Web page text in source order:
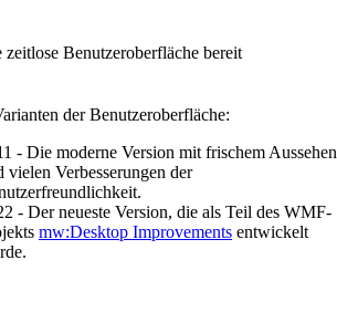
zeitlose Benutzeroberfläche bereit
der Benutzeroberfläche:
- Die moderne Version mit frischem Aussehen
vielen Verbesserungen der
- Der neueste Version, die als Teil des WMF-
mw:Desktop Improvements entwickelt